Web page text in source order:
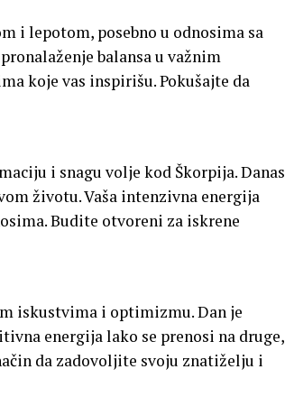
i lepotom, posebno u odnosima sa
balansa u važnim
koje vas inspirišu. Pokušajte da
i snagu volje kod Škorpija. Danas
životu. Vaša intenzivna energija
Budite otvoreni za iskrene
iskustvima i optimizmu. Dan je
energija lako se prenosi na druge,
da zadovoljite svoju znatiželju i